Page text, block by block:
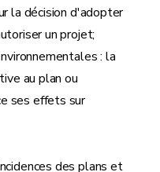
la décision d'adopter
un projet;
: la
au plan ou
ses effets sur
des plans et